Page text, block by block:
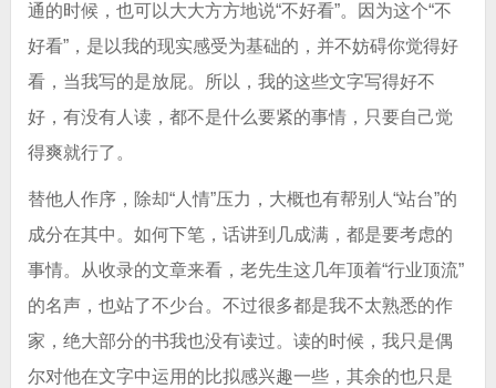
通的时候，也可以大大方方地说“不好看”。因为这个“不
好看”，是以我的现实感受为基础的，并不妨碍你觉得好
看，当我写的是放屁。所以，我的这些文字写得好不
好，有没有人读，都不是什么要紧的事情，只要自己觉
得爽就行了。
替他人作序，除却“人情”压力，大概也有帮别人“站台”的
成分在其中。如何下笔，话讲到几成满，都是要考虑的
事情。从收录的文章来看，老先生这几年顶着“行业顶流”
的名声，也站了不少台。不过很多都是我不太熟悉的作
家，绝大部分的书我也没有读过。读的时候，我只是偶
尔对他在文字中运用的比拟感兴趣一些，其余的也只是